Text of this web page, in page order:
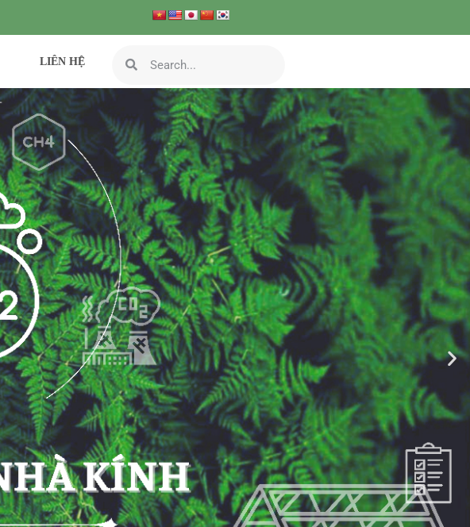
LIÊN HỆ